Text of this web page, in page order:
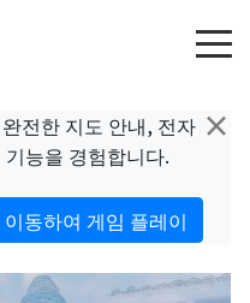
×
완전한 지도 안내, 전자
능을 경험합니다.
동하여 게임 플레이